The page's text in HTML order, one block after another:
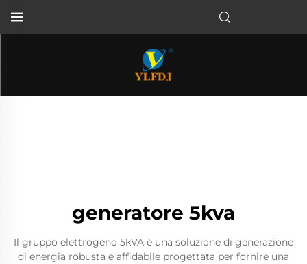
generatore 5kva
Il gruppo elettrogeno 5kVA è una soluzione di generazione
di energia robusta e affidabile progettata per fornire una